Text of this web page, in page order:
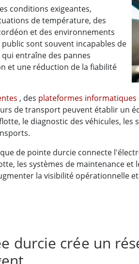
conditions exigeantes,
de température, des
et des environnements
sont souvent incapables de
entraîne des pannes
et une réduction de la fiabilité
, des plateformes informatiques
de transport peuvent établir un
le diagnostic des véhicules,
de pointe durcie connecte
les systèmes de maintenance
la visibilité opérationnelle
durcie crée un